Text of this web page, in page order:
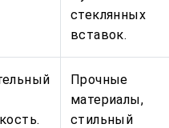
стеклянных
вставок.
Прочные
материалы,
стильный